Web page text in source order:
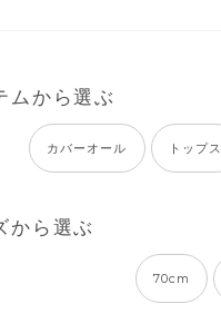
ムから選ぶ
カバーオール トップス
から選ぶ
70cm